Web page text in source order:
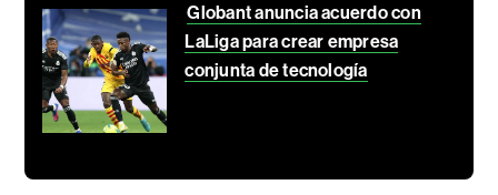
Globant anuncia acuerdo con
LaLiga para crear empresa
conjunta de tecnología